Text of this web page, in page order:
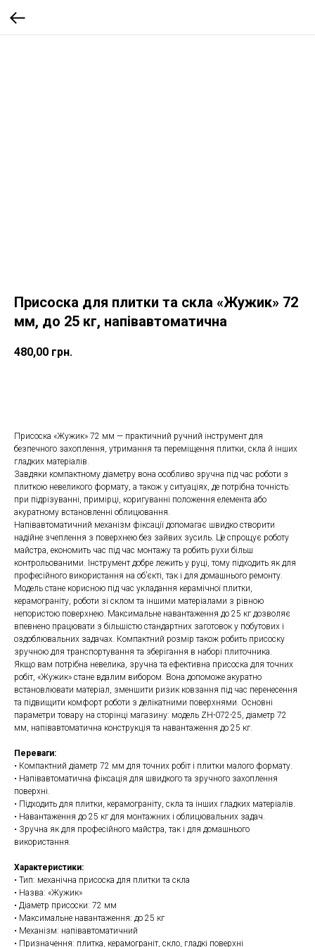
Присоска для плитки та скла «Жужик» 72
мм, до 25 кг, напівавтоматична
480,00 грн.
Присоска «Жужик» 72 мм — практичний ручний інструмент для
безпечного захоплення, утримання та переміщення плитки, скла й інших
гладких матеріалів.
Завдяки компактному діаметру вона особливо зручна під час роботи з
плиткою невеликого формату, а також у ситуаціях, де потрібна точність:
при підрізуванні, примірці, коригуванні положення елемента або
акуратному встановленні облицювання.
Напівавтоматичний механізм фіксації допомагає швидко створити
надійне зчеплення з поверхнею без зайвих зусиль. Це спрощує роботу
майстра, економить час під час монтажу та робить рухи більш
контрольованими. Інструмент добре лежить у руці, тому підходить як для
професійного використання на об’єкті, так і для домашнього ремонту.
Модель стане корисною під час укладання керамічної плитки,
керамограніту, роботи зі склом та іншими матеріалами з рівною
непористою поверхнею. Максимальне навантаження до 25 кг дозволяє
впевнено працювати з більшістю стандартних заготовок у побутових і
оздоблювальних задачах. Компактний розмір також робить присоску
зручною для транспортування та зберігання в наборі плиточника.
Якщо вам потрібна невелика, зручна та ефективна присоска для точних
робіт, «Жужик» стане вдалим вибором. Вона допоможе акуратно
встановлювати матеріал, зменшити ризик ковзання під час перенесення
та підвищити комфорт роботи з делікатними поверхнями. Основні
параметри товару на сторінці магазину: модель ZH-072-25, діаметр 72
мм, напівавтоматична конструкція та навантаження до 25 кг.
Переваги:
• Компактний діаметр 72 мм для точних робіт і плитки малого формату.
• Напівавтоматична фіксація для швидкого та зручного захоплення
поверхні.
• Підходить для плитки, керамограніту, скла та інших гладких матеріалів.
• Навантаження до 25 кг для монтажних і облицювальних задач.
• Зручна як для професійного майстра, так і для домашнього
використання.
Характеристики:
• Тип: механічна присоска для плитки та скла
• Назва: «Жужик»
• Діаметр присоски: 72 мм
• Максимальне навантаження: до 25 кг
• Механізм: напівавтоматичний
• Призначення: плитка, керамограніт, скло, гладкі поверхні